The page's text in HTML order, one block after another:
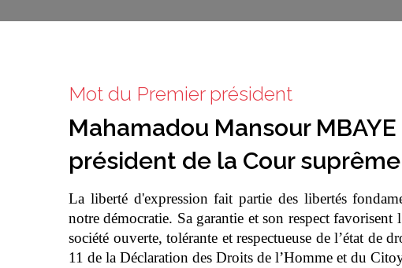
Mot du Premier président
Mahamadou Mansour
président de la Cour suprême
La liberté d'expression fait partie des libertés
notre démocratie. Sa garantie et son respect favorisent
société ouverte, tolérante et respectueuse de l’état de
11 de la Déclaration des Droits de l’Homme et du